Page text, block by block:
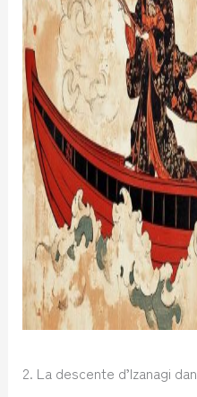
2. La descente d’Izanagi